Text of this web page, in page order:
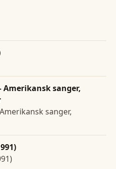
Amerikansk sanger,
sanger,